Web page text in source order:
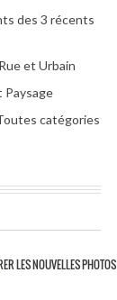
des 3 récents
et Urbain
Paysage
catégories
LES NOUVELLES PHOTOS